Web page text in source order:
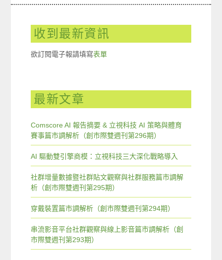
收到最新資訊
欲訂閱電子報請填寫表單
最新文章
Comscore AI 報告摘要 & 立視科技 AI 策略與體育
賽事篇市調解析（創市際雙週刊第296期）
AI 驅動雙引擎商模：立視科技三大深化戰略導入
社群增量數據暨社群貼文觀察與社群服務篇市調解
析（創市際雙週刊第295期）
穿戴裝置篇市調解析（創市際雙週刊第294期）
串流影音平台社群觀察與線上影音篇市調解析（創
市際雙週刊第293期）